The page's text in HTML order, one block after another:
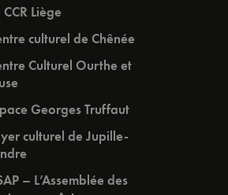
CCR Liège
culturel de Chênée
Culturel Ourthe et
Georges Truffaut
culturel de Jupille-
– L’Assemblée des